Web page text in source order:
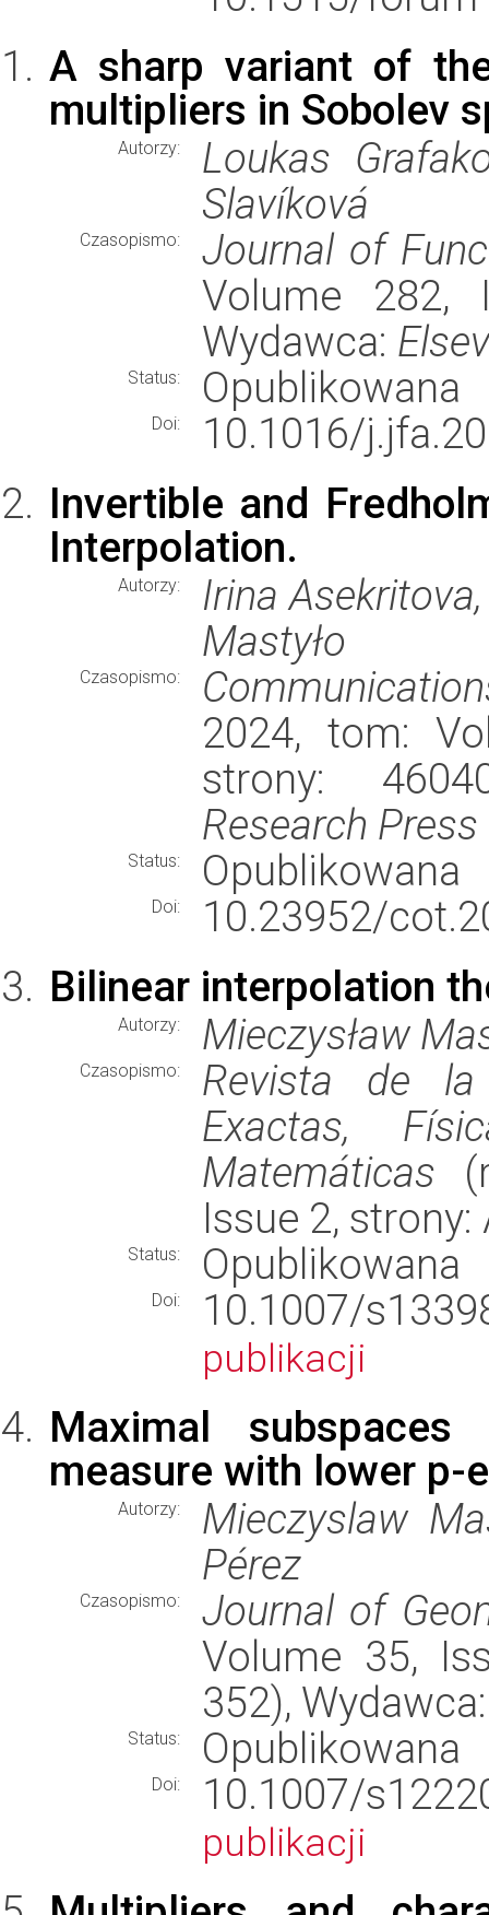
A sharp variant of
multipliers in Sobolev
Autorzy:
Loukas
Slavíková
Czasopismo:
Journal of
Volume 282,
Wydawca:
Status: Opublikowana
Doi:
10.1016/
Invertible and
Interpolation.
Autorzy:
Irina
Mastyło
Czasopismo:
2024, tom:
strony:
Research Press
Status: Opublikowana
Doi:
10.23952/
Bilinear interpolation
Autorzy: Mieczysław
Czasopismo:
Revista de la
Exactas,
Matemáticas
Issue 2,
Status: Opublikowana
Doi: 10.1007/
publikacji
Maximal
measure with lower p-
Autorzy:
Mieczyslaw
Pérez
Czasopismo:
Journal of
Volume 35,
352),
Status: Opublikowana
Doi: 10.1007/
publikacji